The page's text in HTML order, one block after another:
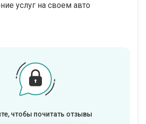
услуг на своем авто
чтобы почитать отзывы